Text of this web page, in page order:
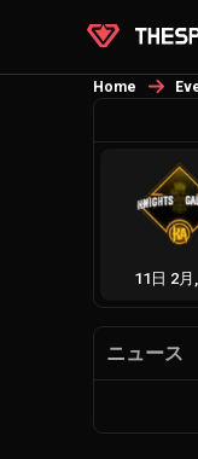
Home
11日 2月
ニュース